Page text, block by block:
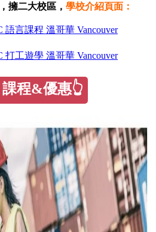
擁二大校區， 學校介紹頁面：
語言課程 溫哥華 Vancouver
打工遊學 溫哥華 Vancouver
程&優惠👆